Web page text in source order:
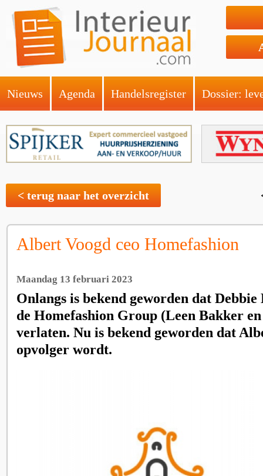
Nieuws Agenda Handelsregister Dossier:
< terug naar het overzicht
Albert Voogd ceo Homefashion
Maandag 13 februari 2023
Onlangs is bekend geworden dat
de Homefashion Group (Leen Bakker
verlaten. Nu is bekend geworden dat
opvolger wordt.